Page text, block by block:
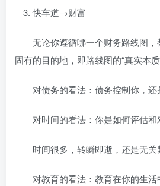
快车道→财富
无论你遵循哪一个财务路线图
固有的目的地，即路线图的“真实本
对债务的看法：债务控制你，还
对时间的看法：你是如何评估和
时间很多，转瞬即逝，还是无关
对教育的看法：教育在你的生活